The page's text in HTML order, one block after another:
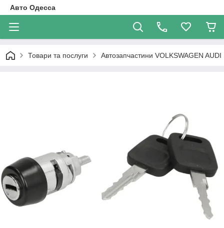
Авто Одесса
Товари та послуги Автозапчастини VOLKSWAGEN AUDI